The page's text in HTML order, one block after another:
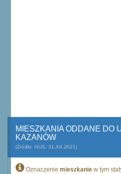
MIESZKANIA ODDANE DO
KAZANÓW
(Źródło: GUS, 31.XII.2021)
Oznaczenie mieszkanie w tym